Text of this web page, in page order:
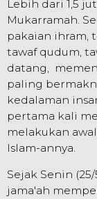
Lebih dari 1,5
Mukarramah.
pakaian ihram,
tawaf qudum,
datang,
paling
kedalaman
pertama kali
melakukan
Islam-annya.
Sejak Senin
jama'ah